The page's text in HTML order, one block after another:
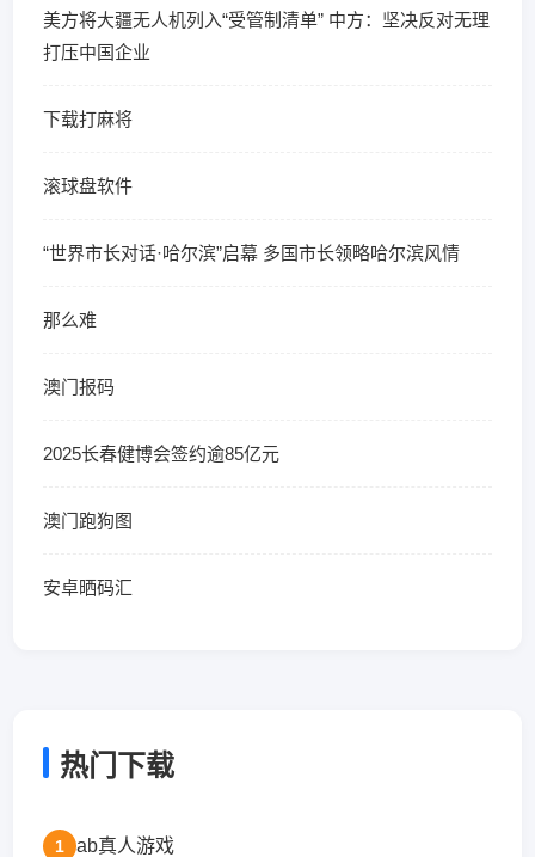
美方将大疆无人机列入“受管制清单” 中方：坚决反对无理
打压中国企业
下载打麻将
滚球盘软件
“世界市长对话·哈尔滨”启幕 多国市长领略哈尔滨风情
那么难
澳门报码
2025长春健博会签约逾85亿元
澳门跑狗图
安卓晒码汇
热门下载
1 ab真人游戏